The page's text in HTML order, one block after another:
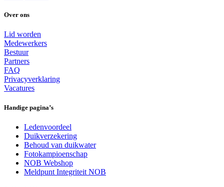
Over ons
Lid worden
Medewerkers
Bestuur
Partners
FAQ
Privacyverklaring
Vacatures
Handige pagina’s
Ledenvoordeel
Duikverzekering
Behoud van duikwater
Fotokampioenschap
NOB Webshop
Meldpunt Integriteit NOB